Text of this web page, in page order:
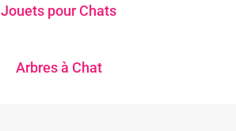
Jouets pour Chats
Arbres à Chat